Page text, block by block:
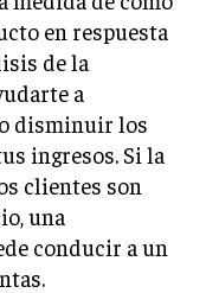
DE CONFLICTOS
DE ESTUDIO
en respuesta
de la
a
disminuir los
ingresos. Si la
clientes son
una
conducir a un